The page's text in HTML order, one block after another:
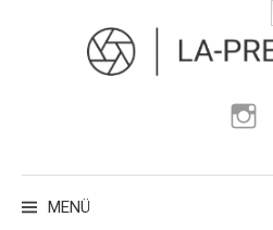
überspringen
MENÜ